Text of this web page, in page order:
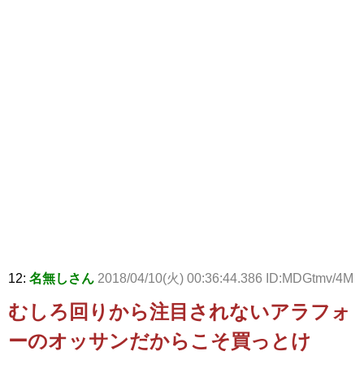
12: 名無しさん 2018/04/10(火) 00:36:44.386 ID:MDGtmv/4M
むしろ回りから注目されないアラフォ
ーのオッサンだからこそ買っとけ